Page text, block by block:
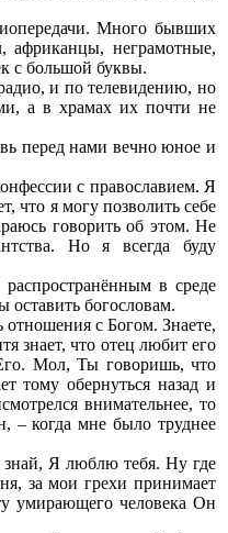
Много бывших
неграмотные,
с большой буквы.
и по телевидению, но
а в храмах их почти не
перед нами вечно юное и
с православием. Я
что я могу позволить себе
говорить об этом. Не
Но я всегда буду
в среде
оставить богословам.
отношения с Богом. Знаете,
знает, что отец любит его
Мол, Ты говоришь, что
тому обернуться назад и
внимательнее, то
– когда мне было труднее
знай, Я люблю тебя. Ну где
за мои грехи принимает
умирающего человека Он